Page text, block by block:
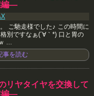
編―
ご馳走様でした♪ この時間に
別ですなぁ(´∀｀*) 口と胃の
...
事を読む
リヤタイヤを交換して
編―